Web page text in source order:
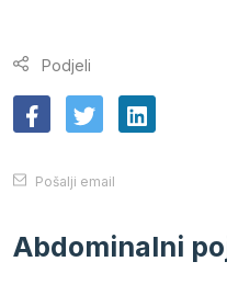
Podjeli
Pošalji email
Abdominalni